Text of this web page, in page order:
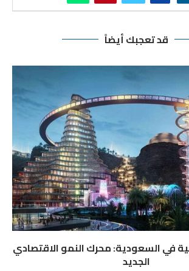
قد تعجبك أيضاً
في السعودية: محرك النمو الاقتصادي
الجديد